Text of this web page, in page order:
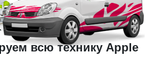
всю технику Apple